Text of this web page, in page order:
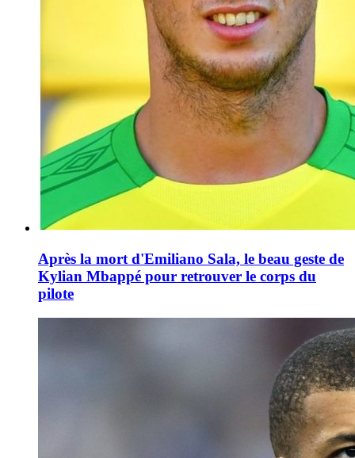
Après la mort d'Emiliano Sala, le beau geste de
Kylian Mbappé pour retrouver le corps du
pilote